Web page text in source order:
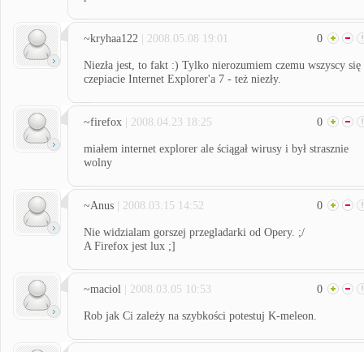
~kryhaa122 | 2008.05.08 19:01 0
Niezła jest, to fakt :) Tylko nierozumiem czemu wszyscy się
czepiacie Internet Explorer'a 7 - też niezły.
~firefox | 2008.04.23 18:25 0
miałem internet explorer ale ściągał wirusy i był strasznie
wolny
~Anus | 2008.03.15 14:52 0
Nie widzialam gorszej przegladarki od Opery. ;/
A Firefox jest lux ;]
~maciol | 2008.03.05 10:53 0
Rob jak Ci zależy na szybkości potestuj K-meleon.